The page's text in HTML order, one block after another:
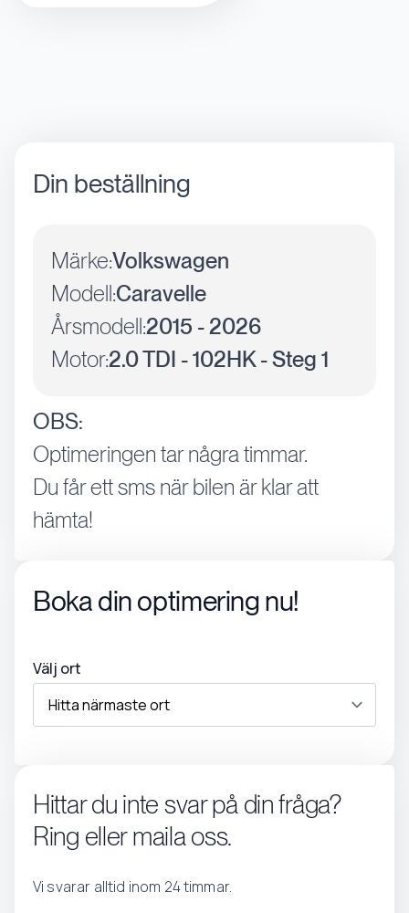
Din beställning
Märke:Volkswagen
Modell:Caravelle
Årsmodell:2015 - 2026
Motor:2.0 TDI - 102HK - Steg 1
OBS:
Optimeringen tar några timmar.
Du får ett sms när bilen är klar att
hämta!
Boka din optimering nu!
Välj ort
Hittar du inte svar på din fråga?
Ring eller maila oss.
Vi svarar alltid inom 24 timmar.